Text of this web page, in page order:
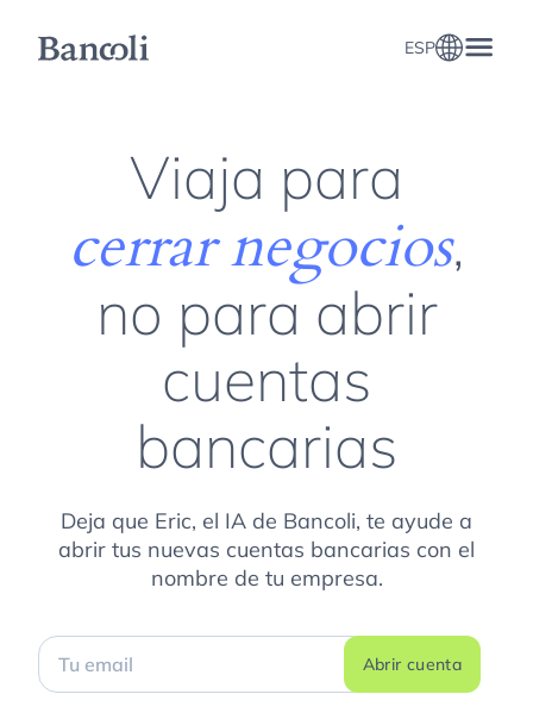
ESP
Viaja para
cerrar negocios,
no para abrir
cuentas
bancarias
Deja que Eric, el IA de Bancoli, te ayude a
abrir tus nuevas cuentas bancarias con el
nombre de tu empresa.
Abrir cuenta